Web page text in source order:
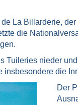
La Billarderie,
die
Tuileries nieder
insbesondere die
Der